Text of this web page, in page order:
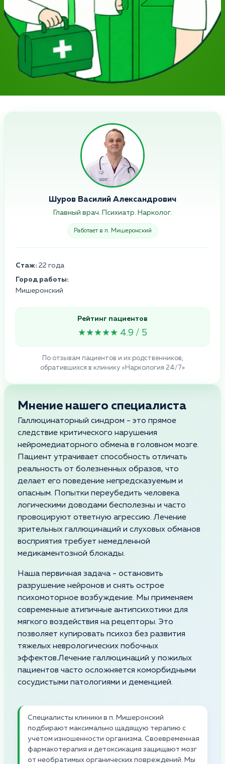
Шуров Василий Александрович
Главный врач. Психиатр. Нарколог.
Работает в п. Мишеронский
Стаж: 22 года
Город работы:
Мишеронский
Рейтинг пациентов
★★★★★ 4.9 / 5
По отзывам пациентов и их родственников,
обратившихся в клинику «Наркология 24/7»
Мнение нашего специалиста
Галлюцинаторный синдром - это прямое
следствие критического нарушения
нейромедиаторного обмена в головном мозге.
Пациент утрачивает способность отличать
реальность от болезненных образов, что
делает его поведение непредсказуемым и
опасным. Попытки переубедить человека
логическими доводами бесполезны и часто
провоцируют ответную агрессию. Лечение
зрительных галлюцинаций и слуховых обманов
восприятия требует немедленной
медикаментозной блокады.
Наша первичная задача - остановить
разрушение нейронов и снять острое
психомоторное возбуждение. Мы применяем
современные атипичные антипсихотики для
мягкого воздействия на рецепторы. Это
позволяет купировать психоз без развития
тяжелых неврологических побочных
эффектов.Лечение галлюцинаций у пожилых
пациентов часто осложняется коморбидными
сосудистыми патологиями и деменцией.
Специалисты клиники в п. Мишеронский
подбирают максимально щадящую терапию с
учетом изношенности организма. Своевременная
фармакотерапия и детоксикация защищают мозг
от необратимых органических повреждений. Мы